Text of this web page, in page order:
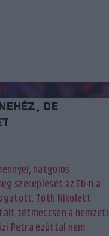
DE
hatgólos
szereplését az Eb-n a
Tóth Nikolett
tétmeccsen a nemzeti
Petra ezúttal nem